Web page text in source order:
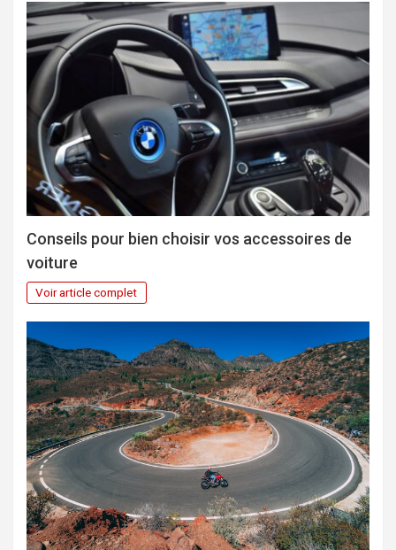
Conseils pour bien choisir vos accessoires de
voiture
Voir article complet